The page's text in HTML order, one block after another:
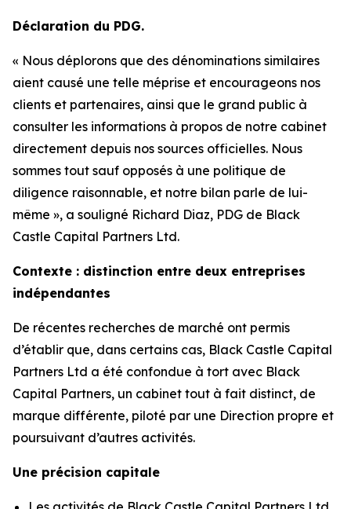
Déclaration du PDG.
« Nous déplorons que des dénominations similaires
aient causé une telle méprise et encourageons nos
clients et partenaires, ainsi que le grand public à
consulter les informations à propos de notre cabinet
directement depuis nos sources officielles. Nous
sommes tout sauf opposés à une politique de
diligence raisonnable, et notre bilan parle de lui-
même », a souligné Richard Diaz, PDG de Black
Castle Capital Partners Ltd.
Contexte : distinction entre deux entreprises
indépendantes
De récentes recherches de marché ont permis
d’établir que, dans certains cas, Black Castle Capital
Partners Ltd a été confondue à tort avec Black
Capital Partners, un cabinet tout à fait distinct, de
marque différente, piloté par une Direction propre et
poursuivant d’autres activités.
Une précision capitale